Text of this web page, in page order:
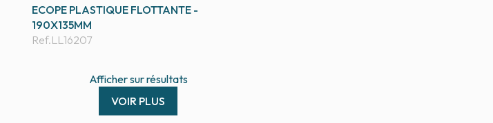
ECOPE PLASTIQUE FLOTTANTE -
190X135MM
Ref.LL16207
Affichersurrésultats
VOIR PLUS